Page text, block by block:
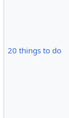
20 things to do